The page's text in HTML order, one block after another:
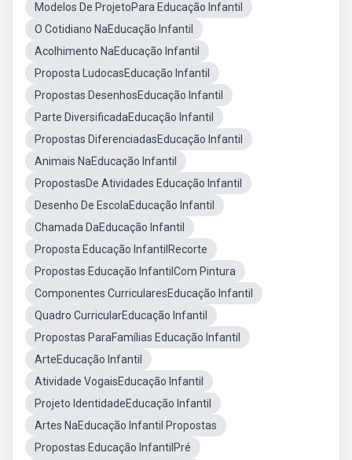
Modelos De ProjetoPara Educação Infantil
O Cotidiano NaEducação Infantil
Acolhimento NaEducação Infantil
Proposta LudocasEducação Infantil
Propostas DesenhosEducação Infantil
Parte DiversificadaEducação Infantil
Propostas DiferenciadasEducação Infantil
Animais NaEducação Infantil
PropostasDe Atividades Educação Infantil
Desenho De EscolaEducação Infantil
Chamada DaEducação Infantil
Proposta Educação InfantilRecorte
Propostas Educação InfantilCom Pintura
Componentes CurricularesEducação Infantil
Quadro CurricularEducação Infantil
Propostas ParaFamílias Educação Infantil
ArteEducação Infantil
Atividade VogaisEducação Infantil
Projeto IdentidadeEducação Infantil
Artes NaEducação Infantil Propostas
Propostas Educação InfantilPré